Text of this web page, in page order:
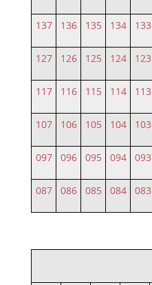
137 136 135 134 133
127 126 125 124 123
117 116 115 114 113
107 106 105 104 103
097 096 095 094 093
087 086 085 084 083